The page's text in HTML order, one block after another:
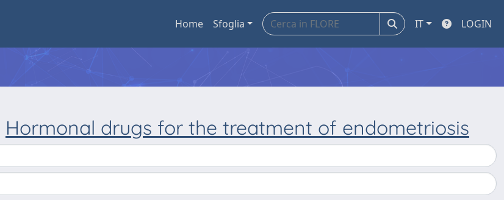
Home Sfoglia IT LOGIN
Hormonal drugs for the treatment of endometriosis